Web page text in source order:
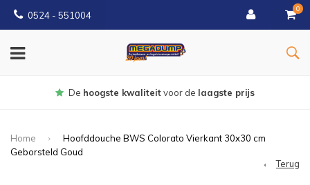
0524 - 551004
0
Gratisbezorgd vanaf €150
Home
Hoofddouche BWS Colorato Vierkant 30x30 cm
Geborsteld Goud
Terug